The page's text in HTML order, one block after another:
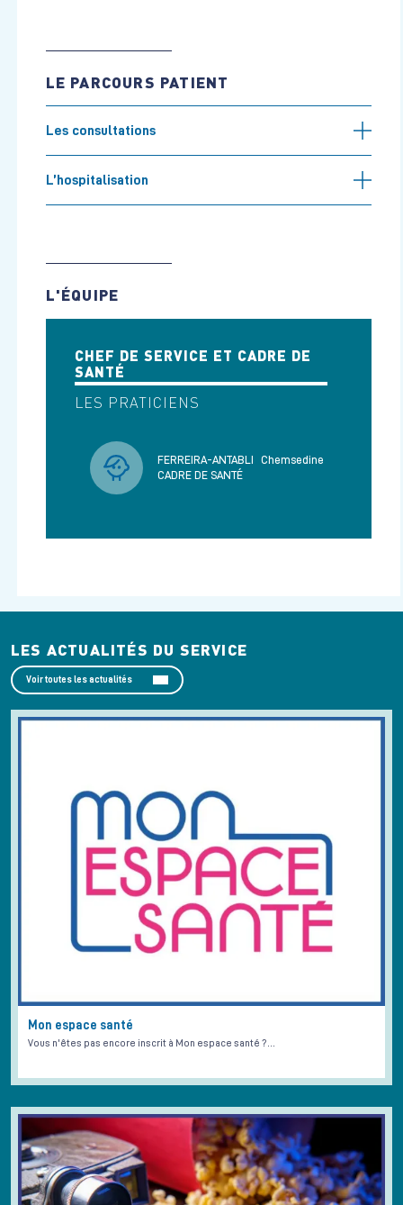
LE PARCOURS PATIENT
Les consultations
L’hospitalisation
L'ÉQUIPE
CHEF DE SERVICE ET CADRE DE
SANTÉ
LES PRATICIENS
FERREIRA-ANTABLI
Chemsedine
CADRE DE SANTÉ
LES ACTUALITÉS DU SERVICE
Voir toutes les actualités
Mon espace santé
Vous n'êtes pas encore inscrit à Mon espace santé ?…